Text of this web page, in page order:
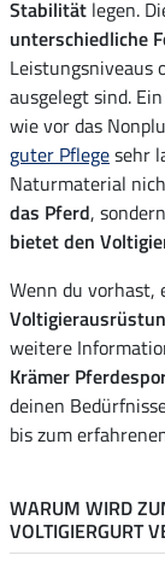
Stabilität legen.
unterschiedliche
Leistungsniveaus
ausgelegt sind. Ein
wie vor das
guter Pflegesehr
Naturmaterial
das Pferd,
bietet den
Wenn du vorhast,
weitere
Krämer
deinen
bis zum
WARUM WIRD
VOLTIGIERGURT